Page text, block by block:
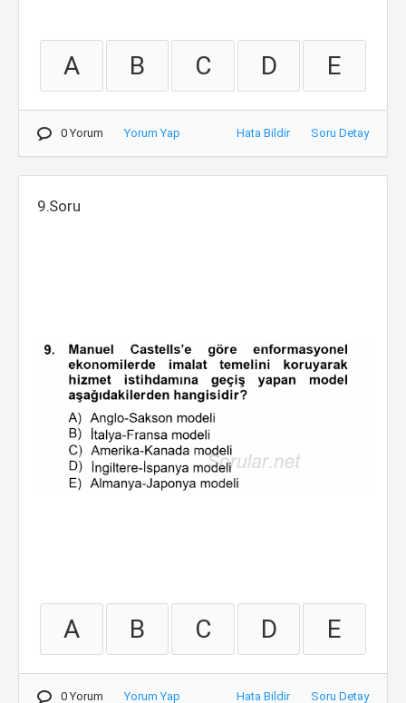
A B C D E
0 Yorum Yorum Yap Hata Bildir Soru Detay
9.Soru
A B C D E
0 Yorum Yorum Yap Hata Bildir Soru Detay